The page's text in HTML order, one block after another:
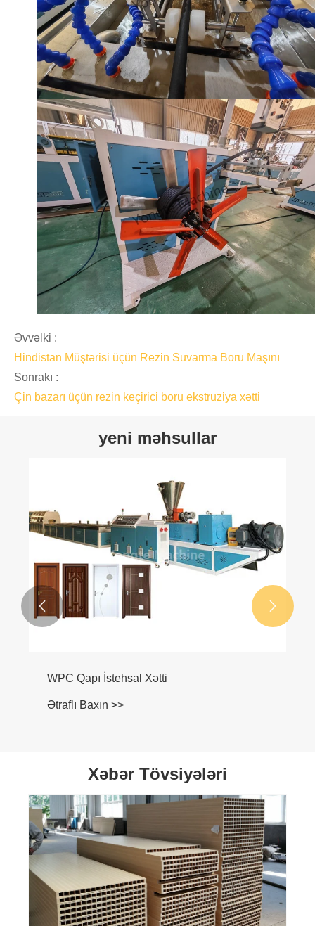
Əvvəlki :
Hindistan Müştərisi üçün Rezin Suvarma Boru Maşını
Sonrakı :
Çin bazarı üçün rezin keçirici boru ekstruziya xətti
yeni məhsullar
WPC Qapı İstehsal Xətti
Ətraflı Baxın >>
 
Xəbər Tövsiyələri